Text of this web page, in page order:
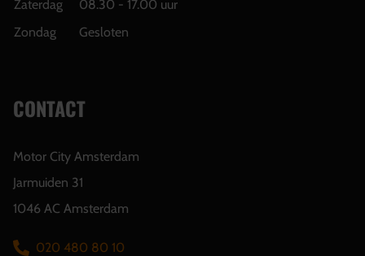
Zaterdag
08.30 - 17.00 uur
Zondag
Gesloten
CONTACT
Motor City Amsterdam
Jarmuiden 31
1046 AC Amsterdam
020 480 80 10